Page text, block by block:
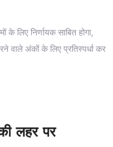
लिए निर्णायक साबित होगा,
वाले अंकों के लिए प्रतिस्पर्धा कर
लहर पर